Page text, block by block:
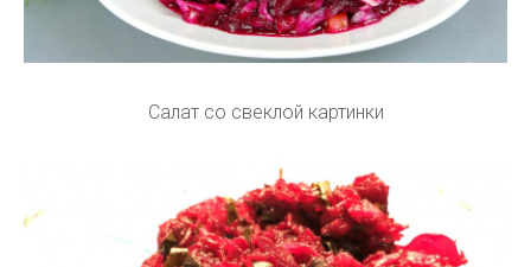
Салат со свеклой картинки